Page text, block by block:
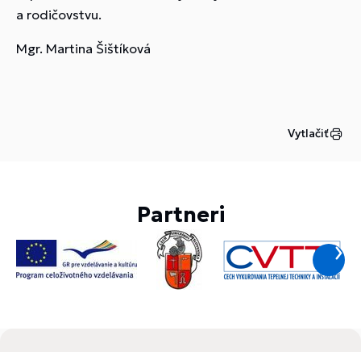
a rodičovstvu.
Mgr. Martina Šištíková
Vytlačiť
Partneri